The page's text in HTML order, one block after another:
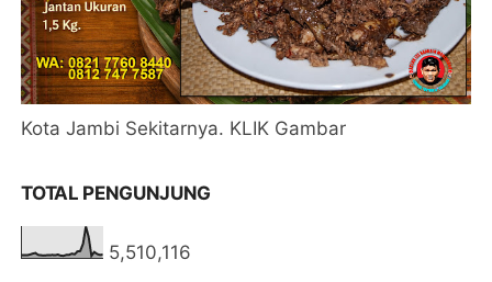
Kota Jambi Sekitarnya. KLIK Gambar
TOTAL PENGUNJUNG
5,510,116